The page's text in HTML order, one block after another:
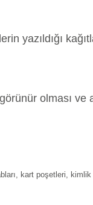
yazıldığı
olması
kart poşetleri,